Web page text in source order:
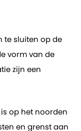
te sluiten op de
vorm van de
zijn een
op het noorden
en grenst aan